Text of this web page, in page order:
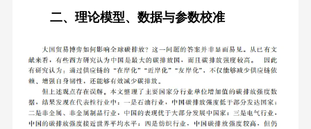
二、理论模型、数据与参数校准